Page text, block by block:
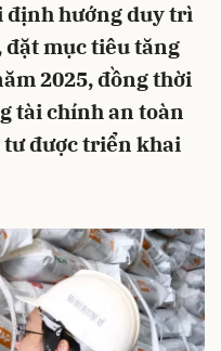
định hướng duy trì
mục tiêu tăng
2025, đồng thời
tài chính an toàn
tư được triển khai